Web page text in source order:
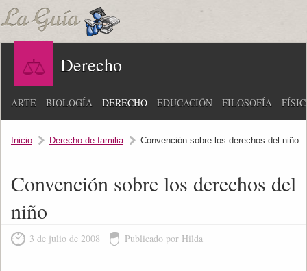
Derecho
ARTE BIOLOGÍA DERECHO EDUCACIÓN FILOSOFÍA
Inicio Derecho de familia Convención sobre los derechos del niño
Convención sobre los derechos del
niño
3 de julio de 2008 Publicado por Hilda